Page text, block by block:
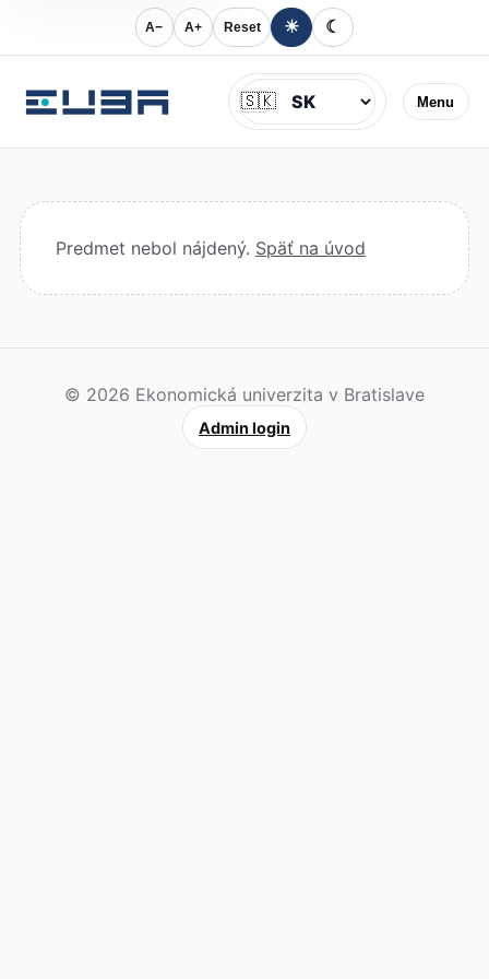
A− A+ Reset ☀ ☾
Menu
Jazyk
🇸🇰
Predmet nebol nájdený. Späť na úvod
© 2026 Ekonomická univerzita v Bratislave
Admin login